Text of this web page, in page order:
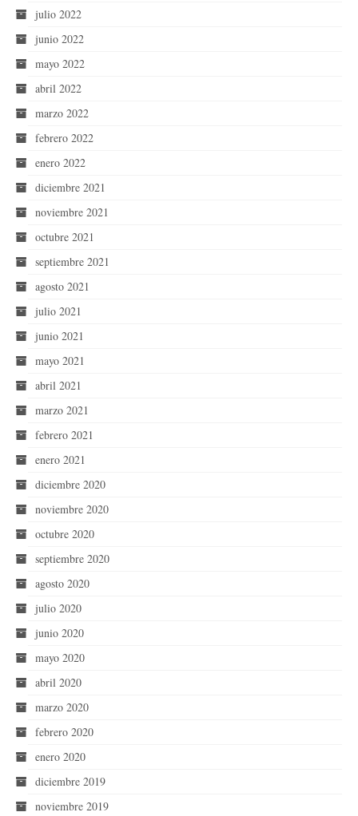
julio 2022
junio 2022
mayo 2022
abril 2022
marzo 2022
febrero 2022
enero 2022
diciembre 2021
noviembre 2021
octubre 2021
septiembre 2021
agosto 2021
julio 2021
junio 2021
mayo 2021
abril 2021
marzo 2021
febrero 2021
enero 2021
diciembre 2020
noviembre 2020
octubre 2020
septiembre 2020
agosto 2020
julio 2020
junio 2020
mayo 2020
abril 2020
marzo 2020
febrero 2020
enero 2020
diciembre 2019
noviembre 2019